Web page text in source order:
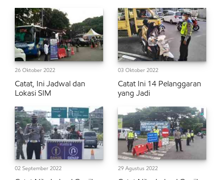
26 Oktober 2022
Catat, Ini Jadwal dan
Lokasi SIM
03 Oktober 2022
Catat Ini 14 Pelanggaran
yang Jadi
02 September 2022 29 Agustus 2022